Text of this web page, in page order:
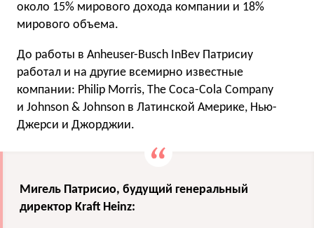
около 15% мирового дохода компании и 18%
мирового объема.
До работы в Anheuser-Busch InBev Патрисиу
работал и на другие всемирно известные
компании: Philip Morris, The Coca-Cola Company
и Johnson & Johnson в Латинской Америке, Нью-
Джерси и Джорджии.
Мигель Патрисио, будущий генеральный
директор Kraft Heinz: